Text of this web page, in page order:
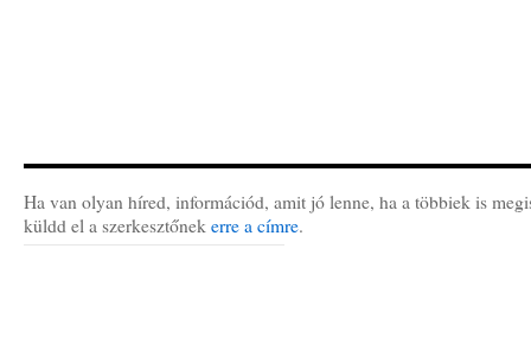
Ha van olyan híred, információd, amit jó lenne, ha a többiek is
küldd el a szerkesztőnek erre a címre.